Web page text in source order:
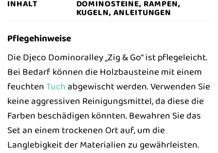
INHALT DOMINOSTEINE, RAMPEN,
KUGELN, ANLEITUNGEN
Pflegehinweise
Die Djeco Dominoralley „Zig & Go“ ist pflegeleicht.
Bei Bedarf können die Holzbausteine mit einem
feuchtenTuchabgewischt werden. Verwenden Sie
keine aggressiven Reinigungsmittel, da diese die
Farben beschädigen könnten. Bewahren Sie das
Set an einem trockenen Ort auf, um die
Langlebigkeit der Materialien zu gewährleisten.